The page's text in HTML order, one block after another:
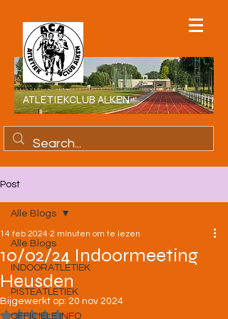
ATLETIEKCLUB ALKEN
Post
Alle Blogs
INDOORATLETIEK
PISTEATLETIEK
OFFICIELE INFO
Alle Blogs
10/02/24 Indoormeeting
Heusden
14 feb 2024 2 minuten om te lezen
Bijgewerkt op: 20 nov 2024
Beoordeeld met NaN uit 5 sterren.